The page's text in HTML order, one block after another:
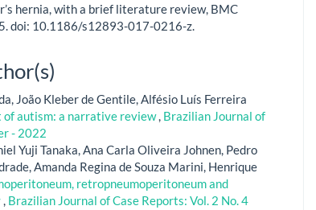
hernia, with a brief literature review, BMC
doi: 10.1186/s12893-017-0216-z.
João Kleber de Gentile, Alfésio Luís Ferreira
of autism: a narrative review, Brazilian Journal of
- 2022
Yuji Tanaka, Ana Carla Oliveira Johnen, Pedro
Amanda Regina de Souza Marini, Henrique
retropneumoperitoneum and
, Brazilian Journal of Case Reports: Vol. 2 No. 4